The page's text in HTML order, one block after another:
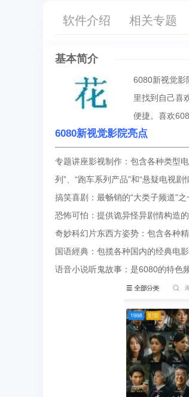
软件介绍 相关专题
基本简介
6080新视觉影
里找到自己喜
便捷。喜欢
6080新视觉影院亮点
专题讲座影视制作：包含各种类型
列”、“跑车系列产品”和“悬疑电视
搞笑喜剧：最畅销的“大类子频道”
恐怖可怕：提供诡异怪异剧情构造
奇妙科幻片东西方姿势：包含各种
国语經典：包揽各种国内的经典电
语音小说听鬼故事：是6080的特色